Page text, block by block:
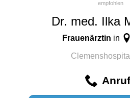
Dr. med. Ilka
Frauenärztin in